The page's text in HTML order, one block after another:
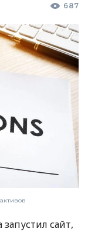
687
сайт,